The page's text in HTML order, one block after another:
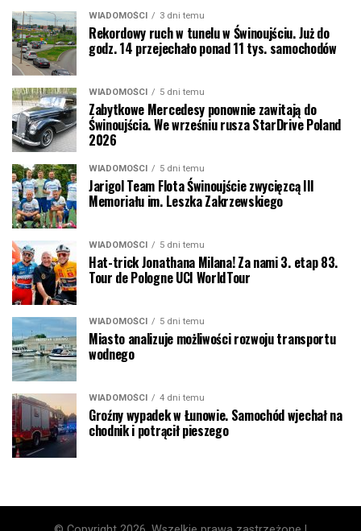
WIADOMOŚCI 3 dni temu
Rekordowy ruch w tunelu w Świnoujściu. Już do
godz. 14 przejechało ponad 11 tys. samochodów
WIADOMOŚCI 5 dni temu
Zabytkowe Mercedesy ponownie zawitają do
Świnoujścia. We wrześniu rusza StarDrive Poland
2026
WIADOMOŚCI 5 dni temu
Jarigol Team Flota Świnoujście zwycięzcą III
Memoriału im. Leszka Zakrzewskiego
WIADOMOŚCI 5 dni temu
Hat-trick Jonathana Milana! Za nami 3. etap 83.
Tour de Pologne UCI WorldTour
WIADOMOŚCI 5 dni temu
Miasto analizuje możliwości rozwoju transportu
wodnego
WIADOMOŚCI 4 dni temu
Groźny wypadek w Łunowie. Samochód wjechał na
chodnik i potrącił pieszego